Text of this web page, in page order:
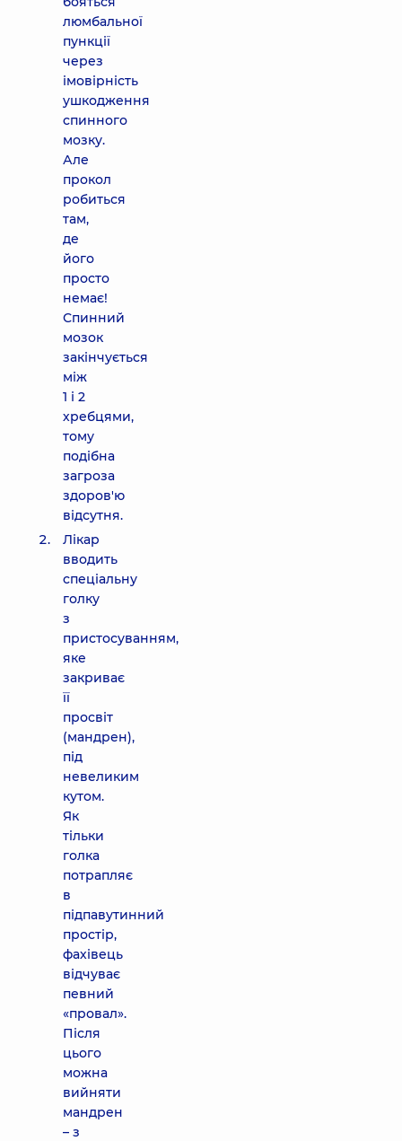
люмбальної
пункції
через
імовірність
ушкодження
спинного
мозку.
Але
прокол
робиться
там,
де
його
просто
немає!
Спинний
мозок
закінчується
між
1 і 2
хребцями,
тому
подібна
загроза
здоров'ю
відсутня.
Лікар
вводить
спеціальну
голку
з
пристосуванням,
яке
закриває
її
просвіт
(мандрен),
під
невеликим
кутом.
Як
тільки
голка
потрапляє
в
підпавутинний
простір,
фахівець
відчуває
певний
«провал».
Після
цього
можна
вийняти
мандрен
– з